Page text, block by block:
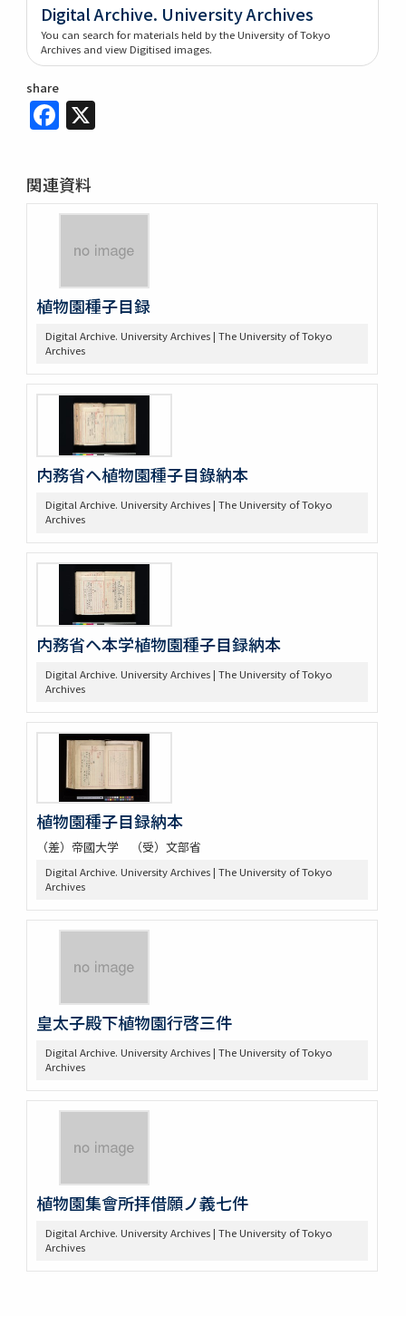
Digital Archive. University Archives
You can search for materials held by the University of Tokyo
Archives and view Digitised images.
share
Facebook
関連資料
植物園種子目録
Digital Archive. University Archives | The University of Tokyo
Archives
内務省ヘ植物園種子目錄納本
Digital Archive. University Archives | The University of Tokyo
Archives
内務省ヘ本学植物園種子目録納本
Digital Archive. University Archives | The University of Tokyo
Archives
植物園種子目録納本
（差）帝國大学 （受）文部省
Digital Archive. University Archives | The University of Tokyo
Archives
皇太子殿下植物園行啓三件
Digital Archive. University Archives | The University of Tokyo
Archives
植物園集會所拝借願ノ義七件
Digital Archive. University Archives | The University of Tokyo
Archives